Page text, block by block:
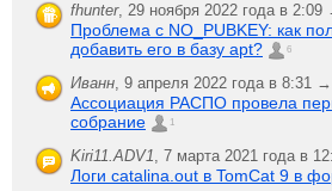
fhunter, 29 ноября 2022 года в 2:09
Проблема с NO_PUBKEY: как
добавить его в базу apt?
6
Иванн, 9 апреля 2022 года в 8:31 →
Ассоциация РАСПО провела
собрание
1
Kiri11.ADV1, 7 марта 2021 года в
Логи catalina.out в TomCat 9 в